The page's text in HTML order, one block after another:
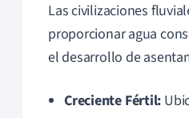
Las civilizaciones
proporcionar agua
el desarrollo de
Creciente Fértil: